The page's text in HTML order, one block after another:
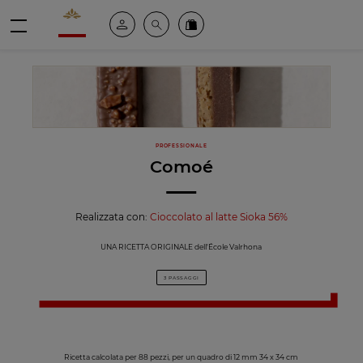
Valrhona - Imaginons le meilleur du chocolat
Il mio account
Cerca Ordinate i nostri prodotti online
PROFESSIONALE
Comoé
Realizzata con: Cioccolato al latte Sioka 56%
UNA RICETTA ORIGINALE dell'École Valrhona
3 PASSAGGI
Ricetta calcolata per 88 pezzi, per un quadro di 12 mm 34 x 34 cm